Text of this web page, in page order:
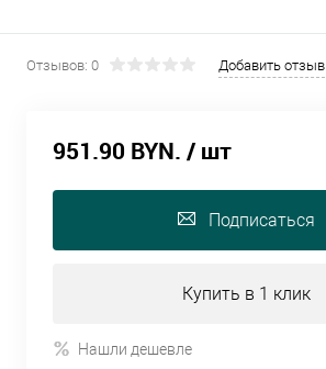
Отзывов: 0 Добавить отзыв
951.90 BYN. / шт
Подписаться
Купить в 1 клик
Нашли дешевле